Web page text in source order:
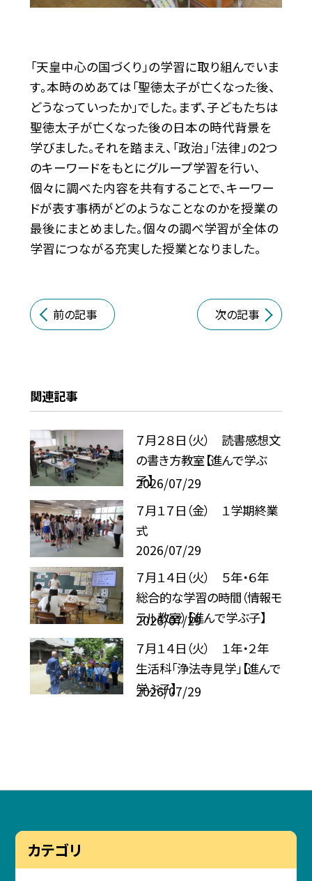
「天皇中心の国づくり」の学習に取り組んでいま
す。本時のめあては「聖徳太子が亡くなった後、
どうなっていったか」でした。まず、子どもたちは
聖徳太子が亡くなった後の日本の時代背景を
学びました。それを踏まえ、「政治」「法律」の2つ
のキーワードをもとにグループ学習を行い、
個々に調べた内容を共有することで、キーワー
ドが表す事柄がどのようなことなのかを授業の
最後にまとめました。個々の調べ学習が全体の
学習につながる充実した授業となりました。
前の記事 次の記事
関連記事
７月２８日（火） 読書感想文
の書き方教室【進んで学ぶ
子】
2026/07/29
７月１７日（金） １学期終業
式
2026/07/29
７月１４日（火） ５年・６年
総合的な学習の時間（情報モ
ラル教室）【進んで学ぶ子】
2026/07/29
７月１４日（火） １年・２年
生活科「浄法寺見学」【進んで
学ぶ子】
2026/07/29
カテゴリ